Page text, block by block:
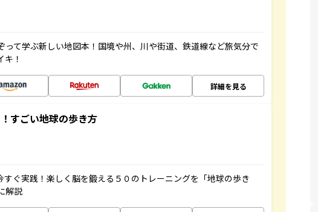
って学ぶ新しい地図本！国境や州、川や街道、鉄道線など旅気分で
！
詳細を見る
すごい地球の歩き方
すぐ実践！楽しく脳を鍛える５０のトレーニングを「地球の歩き
解説